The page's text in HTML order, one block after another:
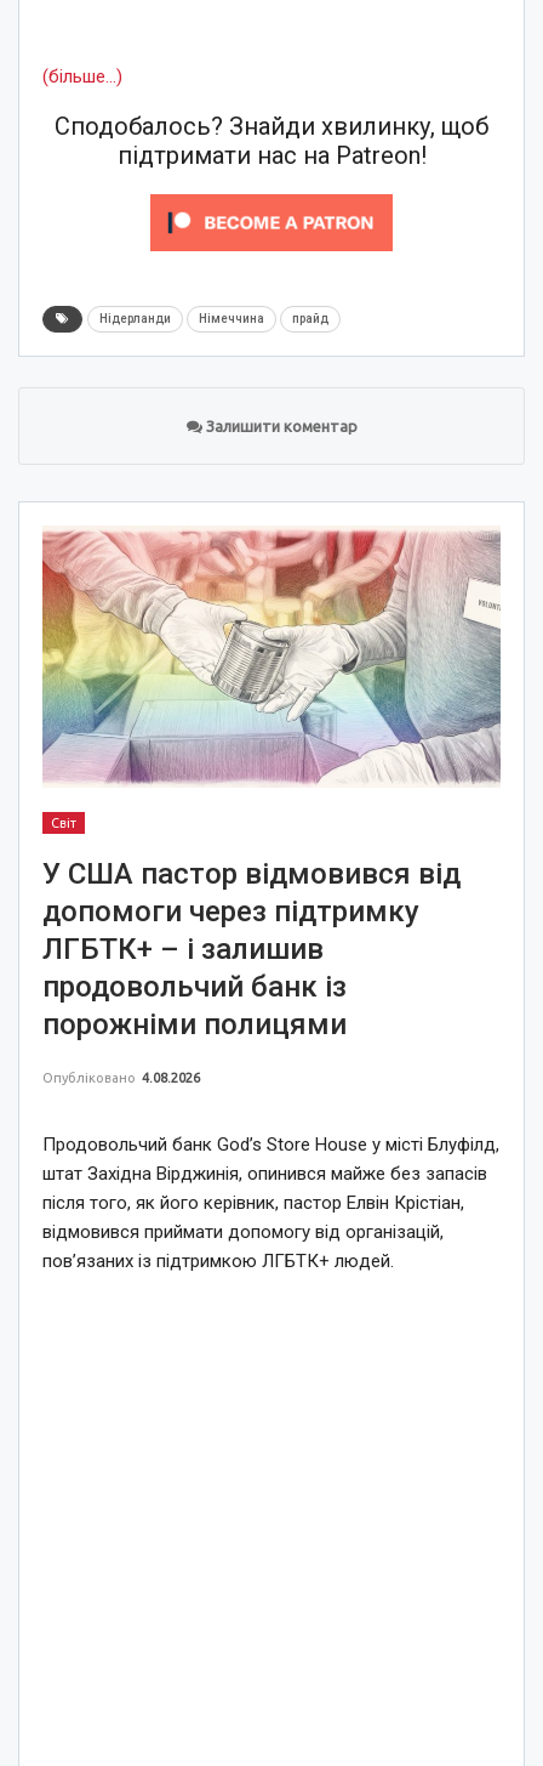
(більше…)
Сподобалось? Знайди хвилинку, щоб
підтримати нас на Patreon!
Нідерланди Німеччина прайд
Залишити коментар
Світ
У США пастор відмовився від
допомоги через підтримку
ЛГБТК+ – і залишив
продовольчий банк із
порожніми полицями
Опубліковано 4.08.2026
Продовольчий банк God’s Store House у місті Блуфілд,
штат Західна Вірджинія, опинився майже без запасів
після того, як його керівник, пастор Елвін Крістіан,
відмовився приймати допомогу від організацій,
пов’язаних із підтримкою ЛГБТК+ людей.